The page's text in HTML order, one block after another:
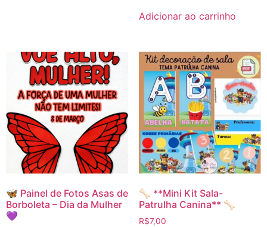
Adicionar ao carrinho
🦋 Painel de Fotos Asas de
Borboleta – Dia da Mulher
💜
🦴 **Mini Kit Sala-
Patrulha Canina** 🦴
R$7,00